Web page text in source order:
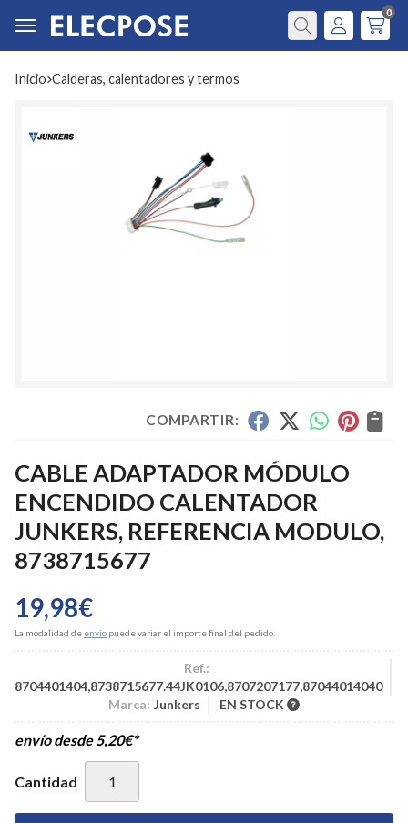
Buscar
0
Inicio calderas, calentadores y termos
COMPARTIR:
CABLE ADAPTADOR MÓDULO
ENCENDIDO CALENTADOR
JUNKERS, REFERENCIA MODULO,
8738715677
19,98€
La modalidad de envío puede variar el importe final del pedido.
Ref.:
8704401404,8738715677.44JK0106,8707207177,87044014040
Marca: Junkers EN STOCK
envío desde5,20€*
Cantidad